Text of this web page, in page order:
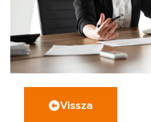
Vissza